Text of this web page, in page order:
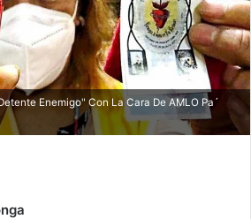
Enemigo" Con La Cara De AMLO Pa´